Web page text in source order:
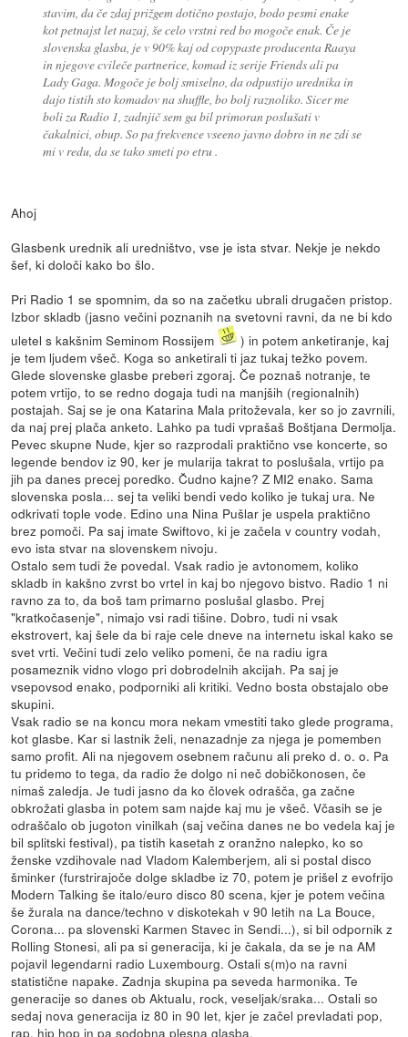
stavim, da če zdaj prižgem dotično postajo, bodo pesmi enake
kot petnajst let nazaj, še celo vrstni red bo mogoče enak. Če je
slovenska glasba, je v 90% kaj od copypaste producenta Raaya
in njegove cvileče partnerice, komad iz serije Friends ali pa
Lady Gaga. Mogoče je bolj smiselno, da odpustijo urednika in
dajo tistih sto komadov na shuffle, bo bolj raznoliko. Sicer me
boli za Radio 1, zadnjič sem ga bil primoran poslušati v
čakalnici, obup. So pa frekvence vseeno javno dobro in ne zdi se
mi v redu, da se tako smeti po etru .
Ahoj
Glasbenk urednik ali uredništvo, vse je ista stvar. Nekje je nekdo
šef, ki določi kako bo šlo.
Pri Radio 1 se spomnim, da so na začetku ubrali drugačen pristop.
Izbor skladb (jasno večini poznanih na svetovni ravni, da ne bi kdo
uletel s kakšnim Seminom Rossijem
) in potem anketiranje, kaj
je tem ljudem všeč. Koga so anketirali ti jaz tukaj težko povem.
Glede slovenske glasbe preberi zgoraj. Če poznaš notranje, te
potem vrtijo, to se redno dogaja tudi na manjših (regionalnih)
postajah. Saj se je ona Katarina Mala pritoževala, ker so jo zavrnili,
da naj prej plača anketo. Lahko pa tudi vprašaš Boštjana Dermolja.
Pevec skupne Nude, kjer so razprodali praktično vse koncerte, so
legende bendov iz 90, ker je mularija takrat to poslušala, vrtijo pa
jih pa danes precej poredko. Čudno kajne? Z MI2 enako. Sama
slovenska posla... sej ta veliki bendi vedo koliko je tukaj ura. Ne
odkrivati tople vode. Edino una Nina Pušlar je uspela praktično
brez pomoči. Pa saj imate Swiftovo, ki je začela v country vodah,
evo ista stvar na slovenskem nivoju.
Ostalo sem tudi že povedal. Vsak radio je avtonomem, koliko
skladb in kakšno zvrst bo vrtel in kaj bo njegovo bistvo. Radio 1 ni
ravno za to, da boš tam primarno poslušal glasbo. Prej
"kratkočasenje", nimajo vsi radi tišine. Dobro, tudi ni vsak
ekstrovert, kaj šele da bi raje cele dneve na internetu iskal kako se
svet vrti. Večini tudi zelo veliko pomeni, če na radiu igra
posameznik vidno vlogo pri dobrodelnih akcijah. Pa saj je
vsepovsod enako, podporniki ali kritiki. Vedno bosta obstajalo obe
skupini.
Vsak radio se na koncu mora nekam vmestiti tako glede programa,
kot glasbe. Kar si lastnik želi, nenazadnje za njega je pomemben
samo profit. Ali na njegovem osebnem računu ali preko d. o. o. Pa
tu pridemo to tega, da radio že dolgo ni neč dobičkonosen, če
nimaš zaledja. Je tudi jasno da ko človek odrašča, ga začne
obkrožati glasba in potem sam najde kaj mu je všeč. Včasih se je
odraščalo ob jugoton vinilkah (saj večina danes ne bo vedela kaj je
bil splitski festival), pa tistih kasetah z oranžno nalepko, ko so
ženske vzdihovale nad Vladom Kalemberjem, ali si postal disco
šminker (furstrirajoče dolge skladbe iz 70, potem je prišel z evofrijo
Modern Talking še italo/euro disco 80 scena, kjer je potem večina
še žurala na dance/techno v diskotekah v 90 letih na La Bouce,
Corona... pa slovenski Karmen Stavec in Sendi...), si bil odpornik z
Rolling Stonesi, ali pa si generacija, ki je čakala, da se je na AM
pojavil legendarni radio Luxembourg. Ostali s(m)o na ravni
statistične napake. Zadnja skupina pa seveda harmonika. Te
generacije so danes ob Aktualu, rock, veseljak/sraka... Ostali so
sedaj nova generacija iz 80 in 90 let, kjer je začel prevladati pop,
rap, hip hop in pa sodobna plesna glasba.